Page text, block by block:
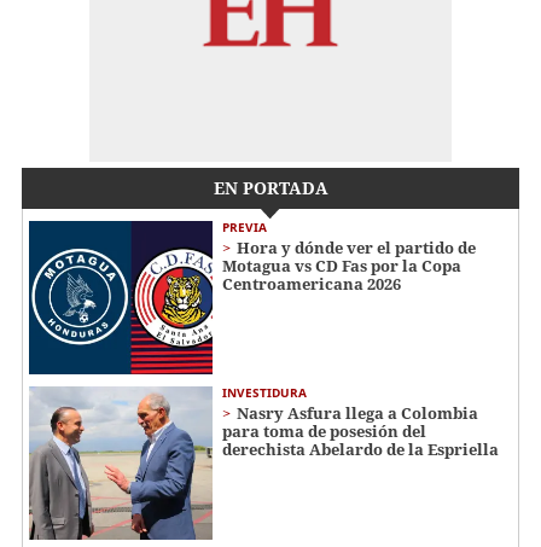
EN PORTADA
PREVIA
Hora y dónde ver el partido de
Motagua vs CD Fas por la Copa
Centroamericana 2026
INVESTIDURA
Nasry Asfura llega a Colombia
para toma de posesión del
derechista Abelardo de la Espriella